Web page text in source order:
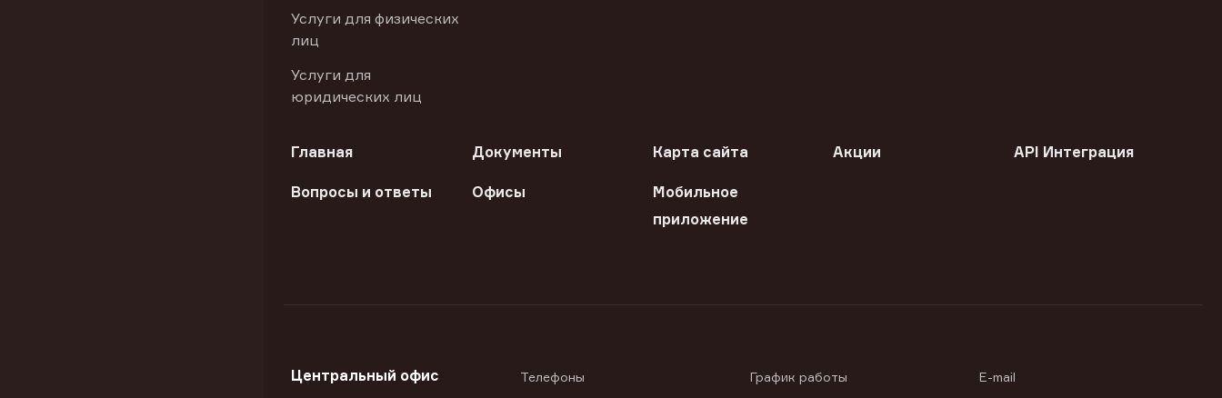
Услуги для физических
лиц
Услуги для
юридических лиц
Главная Документы Карта сайта Акции API Интеграция
Вопросы и ответы Офисы
Мобильное
приложение
Центральный офис Телефоны График работы E-mail